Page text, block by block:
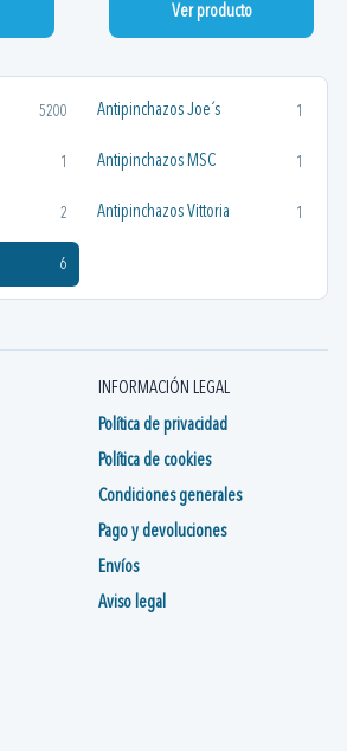
5200 Antipinchazos Joe´s 1
1 Antipinchazos MSC 1
2 Antipinchazos Vittoria 1
6
Ver producto
INFORMACIÓN LEGAL
Política de privacidad
Política de cookies
Condiciones generales
Pago y devoluciones
Envíos
Aviso legal